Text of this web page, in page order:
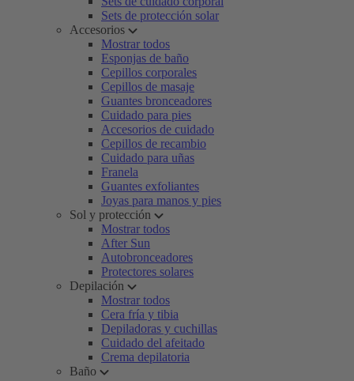
Sets de protección solar
Accesorios
Mostrar todos
Esponjas de baño
Cepillos corporales
Cepillos de masaje
Guantes bronceadores
Cuidado para pies
Accesorios de cuidado
Cepillos de recambio
Cuidado para uñas
Franela
Guantes exfoliantes
Joyas para manos y pies
Sol y protección
Mostrar todos
After Sun
Autobronceadores
Protectores solares
Depilación
Mostrar todos
Cera fría y tibia
Depiladoras y cuchillas
Cuidado del afeitado
Crema depilatoria
Baño